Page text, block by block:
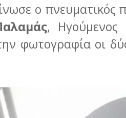
ο πνευματικός
,
φωτογραφία οι